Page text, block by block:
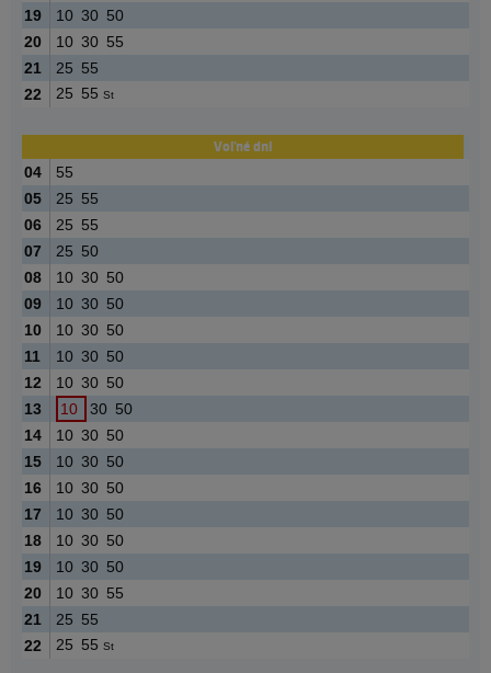
19
10 30 50
20
10 30 55
21
25 55
22
25 55 St
Voľné dni
04
55
05
25 55
06
25 55
07
25 50
08
10 30 50
09
10 30 50
10
10 30 50
11
10 30 50
12
10 30 50
13
10 30 50
14
10 30 50
15
10 30 50
16
10 30 50
17
10 30 50
18
10 30 50
19
10 30 50
20
10 30 55
21
25 55
22
25 55 St